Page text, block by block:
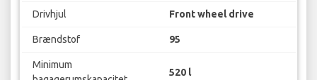
Drivhjul Front wheel drive
Brændstof 95
Minimum
520 l